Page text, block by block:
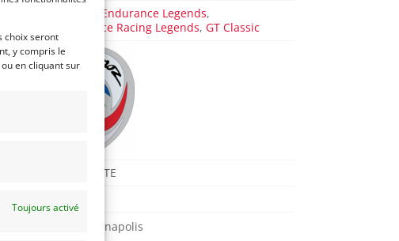
choix seront
y compris le
en cliquant sur
Toujours activé
Masters Endurance Legends,
Endurance Racing Legends, GT Classic
ESPERANTE
Indianapolis